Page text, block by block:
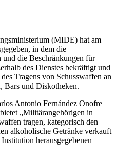
(MIDE) hat am
in dem die
und die Beschränkungen für
des Dienstes bekräftigt und
Tragens von Schusswaffen an
Bars und Diskotheken.
Antonio Fernández Onofre
„Militärangehörigen in
tragen, kategorisch den
alkoholische Getränke verkauft
herausgegebenen